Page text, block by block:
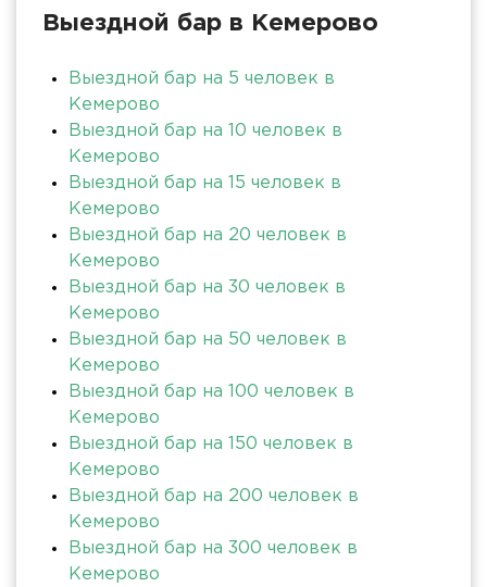
Выездной бар в Кемерово
Выездной бар на 5 человек в
Кемерово
Выездной бар на 10 человек в
Кемерово
Выездной бар на 15 человек в
Кемерово
Выездной бар на 20 человек в
Кемерово
Выездной бар на 30 человек в
Кемерово
Выездной бар на 50 человек в
Кемерово
Выездной бар на 100 человек в
Кемерово
Выездной бар на 150 человек в
Кемерово
Выездной бар на 200 человек в
Кемерово
Выездной бар на 300 человек в
Кемерово